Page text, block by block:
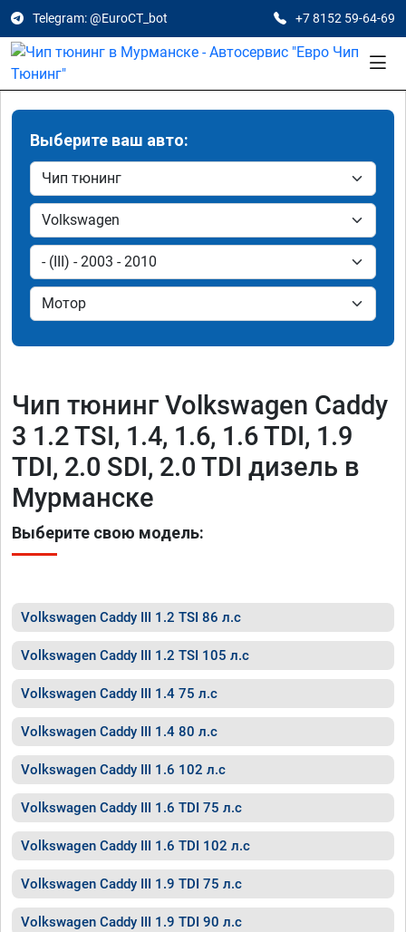
Telegram: @EuroCT_bot +7 8152 59-64-69
Выберите ваш авто:
Чип тюнинг Volkswagen Caddy
3 1.2 TSI, 1.4, 1.6, 1.6 TDI, 1.9
TDI, 2.0 SDI, 2.0 TDI дизель в
Мурманске
Выберите свою модель:
Volkswagen Caddy III 1.2 TSI 86 л.с
Volkswagen Caddy III 1.2 TSI 105 л.с
Volkswagen Caddy III 1.4 75 л.с
Volkswagen Caddy III 1.4 80 л.с
Volkswagen Caddy III 1.6 102 л.с
Volkswagen Caddy III 1.6 TDI 75 л.с
Volkswagen Caddy III 1.6 TDI 102 л.с
Volkswagen Caddy III 1.9 TDI 75 л.с
Volkswagen Caddy III 1.9 TDI 90 л.с